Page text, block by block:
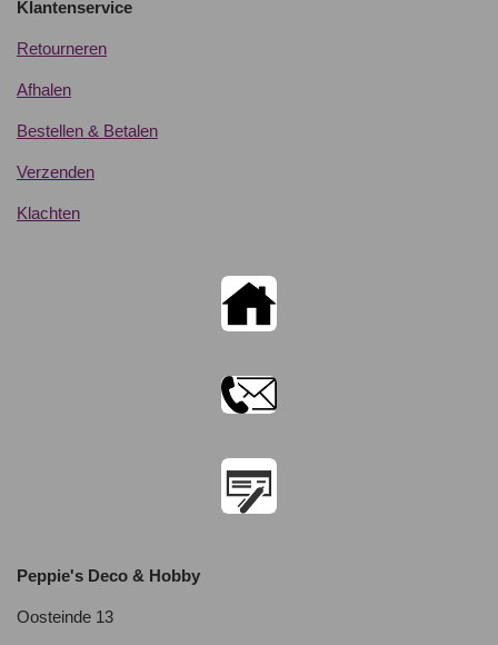
Klantenservice
Retourneren
Afhalen
Bestellen & Betalen
Verzenden
Klachten
Peppie's Deco & Hobby
Oosteinde 13